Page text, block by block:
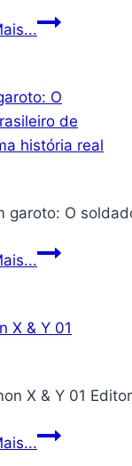
Livro
7
Era
O
de
–
Pokémon